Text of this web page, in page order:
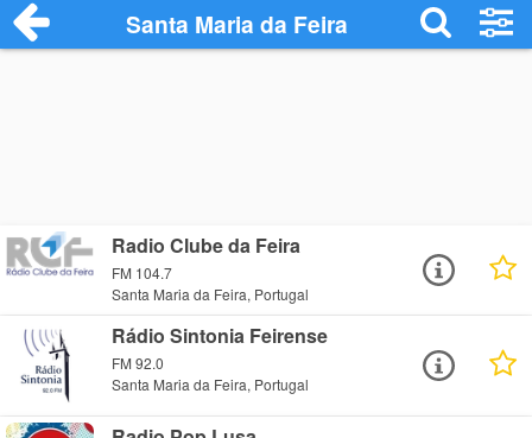
Santa Maria da Feira
Radio Clube da Feira
FM 104.7
Santa Maria da Feira, Portugal
Rádio Sintonia Feirense
FM 92.0
Santa Maria da Feira, Portugal